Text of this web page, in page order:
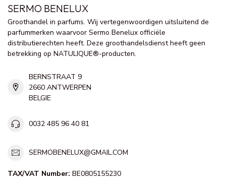
SERMO BENELUX
Groothandel in parfums. Wij vertegenwoordigen uitsluitend de
parfummerken waarvoor Sermo Benelux officiële
distributierechten heeft. Deze groothandelsdienst heeft geen
betrekking op NATULIQUE®-producten.
BERNSTRAAT 9
2660 ANTWERPEN
BELGIE
0032 485 96 40 81
SERMOBENELUX@GMAIL.COM
TAX/VAT Number: BE0805155230